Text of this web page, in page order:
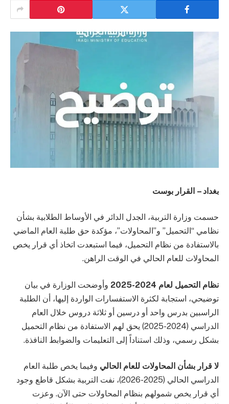
بغداد – القرار بوست
حسمت وزارة التربية، الجدل الدائر في الأوساط الطلابية بشأن
نظامي “التحميل” و”المحاولات”، مؤكدة حق طلبة العام الماضي
بالاستفادة من نظام التحميل، فيما استبعدت اتخاذ أي قرار يخص
المحاولات للعام الحالي في الوقت الراهن.
نظام التحميل لعام 2024-2025
وأوضحت الوزارة في بيان
توضيحي، استجابة لكثرة الاستفسارات الواردة إليها، أن الطلبة
الراسبين بدرس واحد أو درسين أو ثلاثة دروس خلال العام
الدراسي (2024-2025) يحق لهم الاستفادة من نظام التحميل
بشكل رسمي، وذلك استناداً إلى التعليمات والضوابط النافذة.
لا قرار بشأن المحاولات للعام الحالي وفيما يخص طلبة العام
الدراسي الحالي (2025-2026)، نفت التربية بشكل قاطع وجود
أي قرار يخص شمولهم بنظام المحاولات حتى الآن. وعزت